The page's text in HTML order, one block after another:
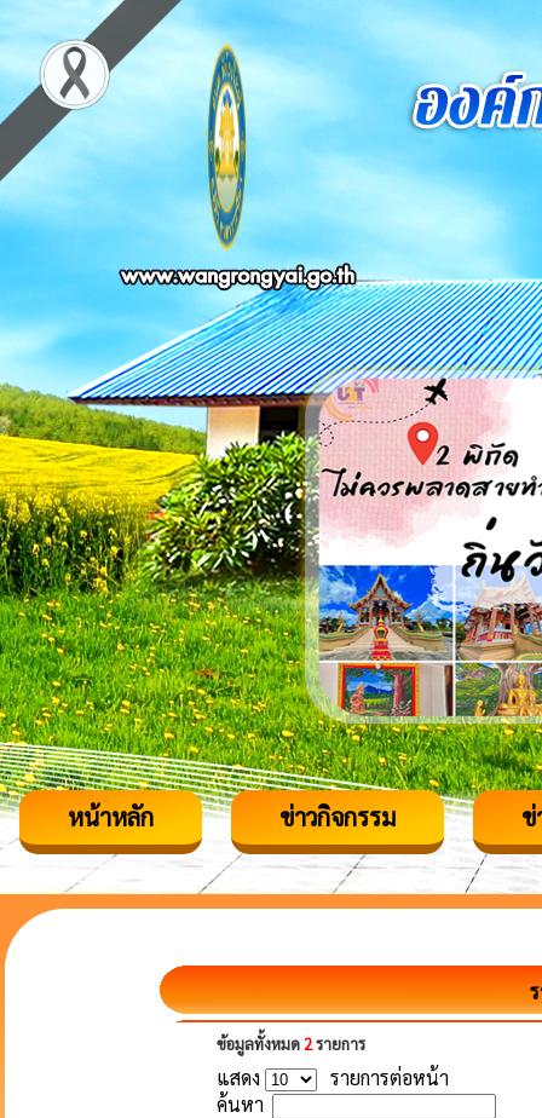
หน้าหลัก ข่าวกิจกรรม ข่
ข้อมูลทั้งหมด 2รายการ
แสดง
รายการต่อหน้า
ค้นหา